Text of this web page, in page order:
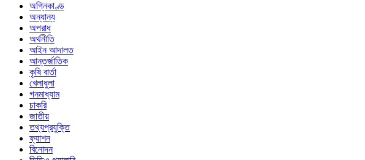
অগ্নিকাণ্ড
অন্যান্য
অপরাধ
অর্থনীতি
আইন আদালত
আন্তর্জাতিক
কৃষি বার্তা
খেলাধুলা
গনমাধ্যাম
চাকরি
জাতীয়
তথ্যপ্রযুক্তি
ফ্যাশন
বিনোদন